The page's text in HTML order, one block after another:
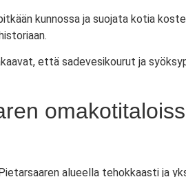
kunnossa ja suojata kotia
että sadevesikourut ja
alueella tehokkaasti ja